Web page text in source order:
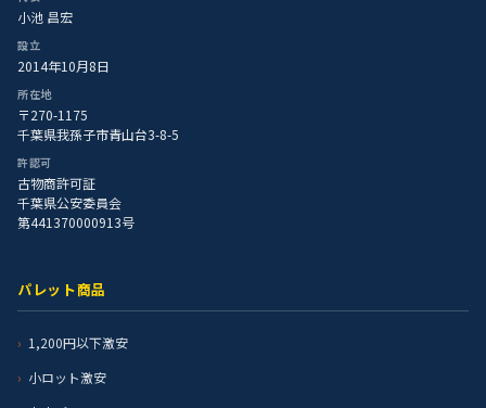
小池 昌宏
設立
2014年10月8日
所在地
〒270-1175
千葉県我孫子市青山台3-8-5
許認可
古物商許可証
千葉県公安委員会
第441370000913号
パレット商品
1,200円以下激安
小ロット激安